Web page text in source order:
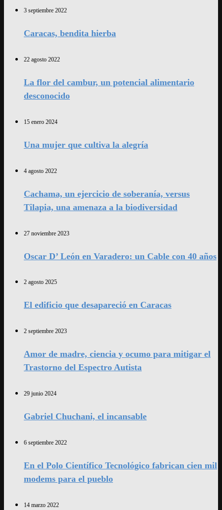
3 septiembre 2022
Caracas, bendita hierba
22 agosto 2022
La flor del cambur, un potencial alimentario
desconocido
15 enero 2024
Una mujer que cultiva la alegría
4 agosto 2022
Cachama, un ejercicio de soberanía, versus
Tilapia, una amenaza a la biodiversidad
27 noviembre 2023
Oscar D’ León en Varadero: un Cable con 40 años
2 agosto 2025
El edificio que desapareció en Caracas
2 septiembre 2023
Amor de madre, ciencia y ocumo para mitigar el
Trastorno del Espectro Autista
29 junio 2024
Gabriel Chuchani, el incansable
6 septiembre 2022
En el Polo Científico Tecnológico fabrican cien mil
modems para el pueblo
14 marzo 2022